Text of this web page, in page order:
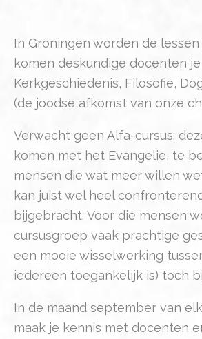
In Groningen worden de
komen deskundige docenten
Kerkgeschiedenis, Filosofie,
(de joodse afkomst van onze
Verwacht geen Alfa-cursus:
komen met het Evangelie, te
mensen die wat meer willen
kan juist wel heel
bijgebracht. Voor die mensen
cursusgroep vaak prachtige
een mooie wisselwerking
iedereen toegankelijk is) toch
In de maand september van
maak je kennis met docenten